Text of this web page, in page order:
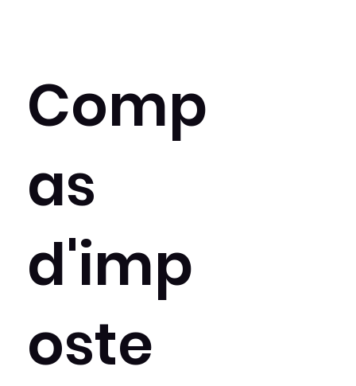
Comp
as
d'imp
oste